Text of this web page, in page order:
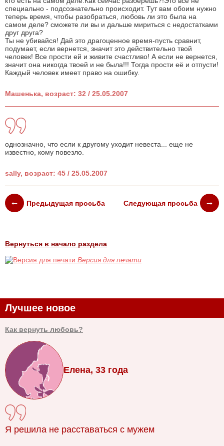
специально - подсознательно происходит. Тут вам обоим нужно
теперь время, чтобы разобраться, любовь ли это была на
самом деле? сможете ли вы и дальше мириться с недостатками
друг друга?
Ты не убивайся! Дай это драгоценное время-пусть сравнит,
подумает, если вернется, значит это действительно твой
человек! Все прости ей и живите счастливо! А если не вернется,
значит она никогда твоей и не была!!! Тогда прости её и отпусти!
Каждый человек имеет право на ошибку.
Машенька, возраст: 32 / 25.05.2007
однозначно, что если к другому уходит невеста... еще не
известно, кому повезло.
sally, возраст: 45 / 25.05.2007
Предыдущая просьба Следующая просьба
Вернуться в начало раздела
Версия для печати
Лучшее новое
Как вернуть любовь?
Елена, 33 года
Я решила не расставаться с мужем